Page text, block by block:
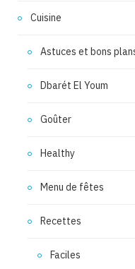
Cuisine
Astuces et bons
Dbarét El Youm
Goûter
Healthy
Menu de fêtes
Recettes
Faciles